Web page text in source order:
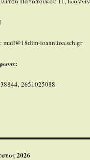
mail@18dim-ioann.ioa.sch.gr
2651025088
2026